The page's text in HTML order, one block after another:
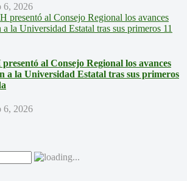
6, 2026
al Consejo Regional los avances
a la Universidad Estatal tras sus primeros
6, 2026